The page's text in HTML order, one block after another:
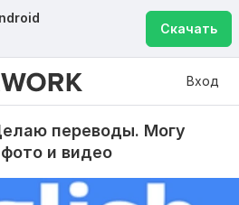
Скачать
Вход
переводы. Могу
и видео